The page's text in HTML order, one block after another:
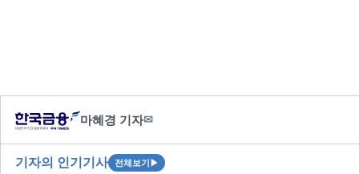
마혜경 기자✉
기자의 인기기사 전체보기 ▶